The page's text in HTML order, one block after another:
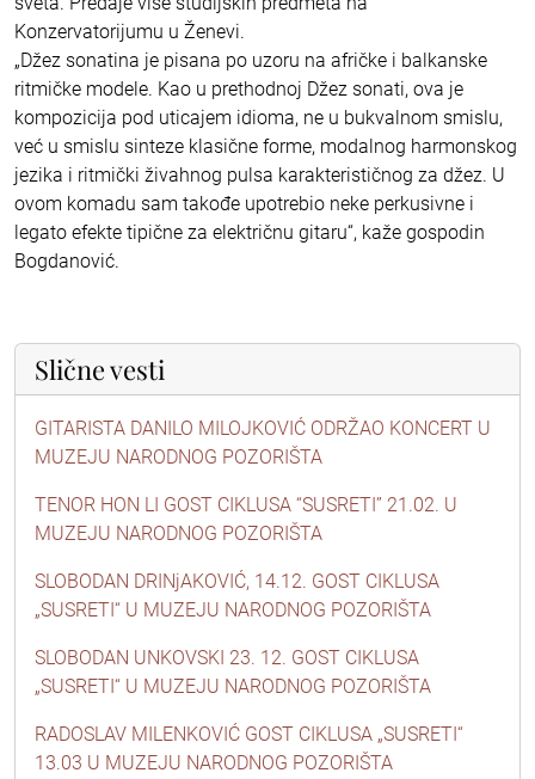
Konzervatorijumu u Ženevi.
„Džez sonatina je pisana po uzoru na afričke i balkanske
ritmičke modele. Kao u prethodnoj Džez sonati, ova je
kompozicija pod uticajem idioma, ne u bukvalnom smislu,
već u smislu sinteze klasične forme, modalnog harmonskog
jezika i ritmički živahnog pulsa karakterističnog za džez. U
ovom komadu sam takođe upotrebio neke perkusivne i
legato efekte tipične za električnu gitaru“, kaže gospodin
Bogdanović.
Slične vesti
GITARISTA DANILO MILOJKOVIĆ ODRŽAO KONCERT U
MUZEJU NARODNOG POZORIŠTA
TENOR HON LI GOST CIKLUSA “SUSRETI” 21.02. U
MUZEJU NARODNOG POZORIŠTA
SLOBODAN DRINjAKOVIĆ, 14.12. GOST CIKLUSA
„SUSRETI“ U MUZEJU NARODNOG POZORIŠTA
SLOBODAN UNKOVSKI 23. 12. GOST CIKLUSA
„SUSRETI“ U MUZEJU NARODNOG POZORIŠTA
RADOSLAV MILENKOVIĆ GOST CIKLUSA „SUSRETI“
13.03 U MUZEJU NARODNOG POZORIŠTA